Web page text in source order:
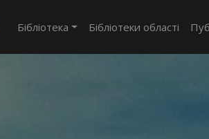
Бібліотека Бібліотеки області